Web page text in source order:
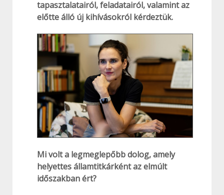
tapasztalatairól, feladatairól, valamint az
előtte álló új kihívásokról kérdeztük.
Mi volt a legmeglepőbb dolog, amely
helyettes államtitkárként az elmúlt
időszakban ért?